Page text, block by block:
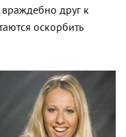
друг к
оскорбить